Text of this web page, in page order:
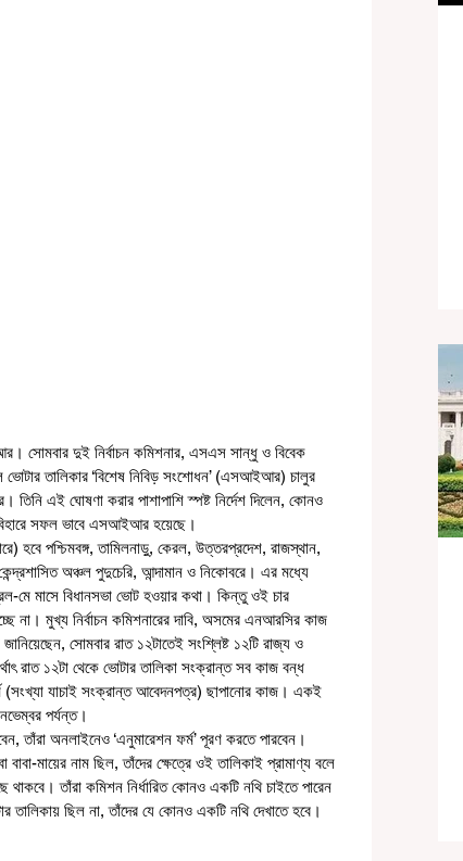
দুই নির্বাচন কমিশনার, এসএস সান্ধু ও বিবেক
ভোটার তালিকার ‘বিশেষ নিবিড় সংশোধন’ (এসআইআর) চালুর
তিনি এই ঘোষণা করার পাশাপাশি স্পষ্ট নির্দেশ দিলেন, কোনও
সফল ভাবে এসআইআর হয়েছে।
অঞ্চল পুদুচেরি, আন্দামান ও নিকোবরে। এর মধ্যে
মে মাসে বিধানসভা ভোট হওয়ার কথা। কিন্তু ওই চার
না। মুখ্য নির্বাচন কমিশনারের দাবি, অসমের এনআরসির কাজ
সোমবার রাত ১২টাতেই সংশ্লিষ্ট ১২টি রাজ্য ও
রাত ১২টা থেকে ভোটার তালিকা সংক্রান্ত সব কাজ বন্ধ
(সংখ্যা যাচাই সংক্রান্ত আবেদনপত্র) ছাপানোর কাজ। একই
পর্যন্ত।
বাবা-মায়ের নাম ছিল, তাঁদের ক্ষেত্রে ওই তালিকাই প্রামাণ্য বলে
থাকবে। তাঁরা কমিশন নির্ধারিত কোনও একটি নথি চাইতে পারেন
তালিকায় ছিল না, তাঁদের যে কোনও একটি নথি দেখাতে হবে।